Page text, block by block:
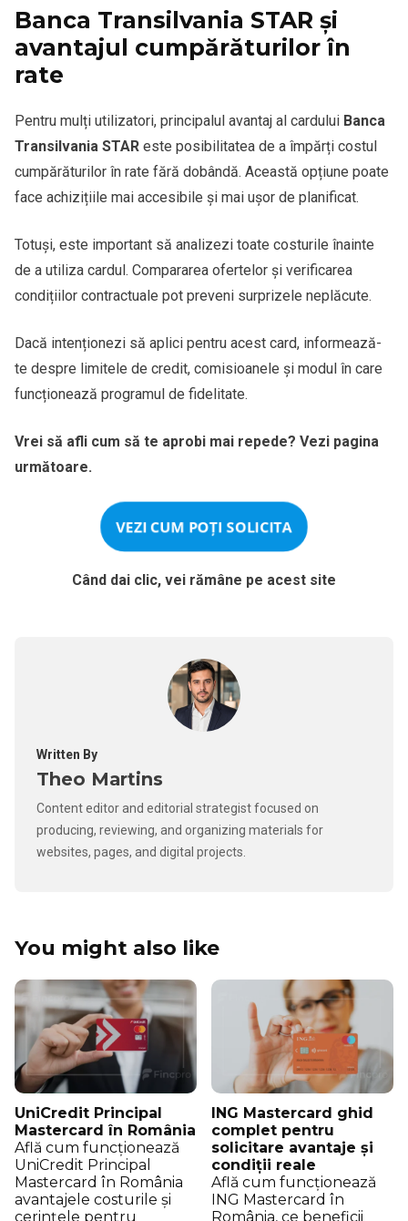
Banca Transilvania STAR și
avantajul cumpărăturilor în
rate
Pentru mulți utilizatori, principalul avantaj al cardului Banca
Transilvania STAR este posibilitatea de a împărți costul
cumpărăturilor în rate fără dobândă. Această opțiune poate
face achizițiile mai accesibile și mai ușor de planificat.
Totuși, este important să analizezi toate costurile înainte
de a utiliza cardul. Compararea ofertelor și verificarea
condițiilor contractuale pot preveni surprizele neplăcute.
Dacă intenționezi să aplici pentru acest card, informează-
te despre limitele de credit, comisioanele și modul în care
funcționează programul de fidelitate.
Vrei să afli cum să te aprobi mai repede? Vezi pagina
următoare.
VEZI CUM POȚI SOLICITA
Când dai clic, vei rămâne pe acest site
Written By
Theo Martins
Content editor and editorial strategist focused on
producing, reviewing, and organizing materials for
websites, pages, and digital projects.
You might also like
UniCredit Principal
Mastercard în România
Află cum funcționează
UniCredit Principal
Mastercard în România
avantajele costurile și
cerințele pentru
ING Mastercard ghid
complet pentru
solicitare avantaje și
condiții reale
Află cum funcționează
ING Mastercard în
România, ce beneficii